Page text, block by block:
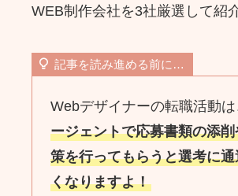
WEB制作会社を3社厳選して紹
記事を読み進める前に…
Webデザイナーの転職活動は
ージェントで応募書類の添
策を行ってもらうと選考に
くなりますよ！